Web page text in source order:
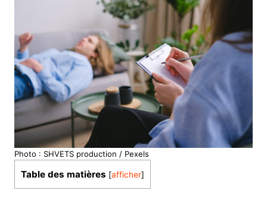
Photo : SHVETS production / Pexels
Table des matières [afficher]